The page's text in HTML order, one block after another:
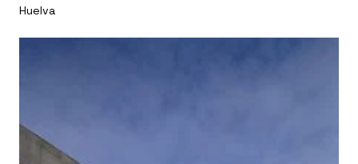
Huelva